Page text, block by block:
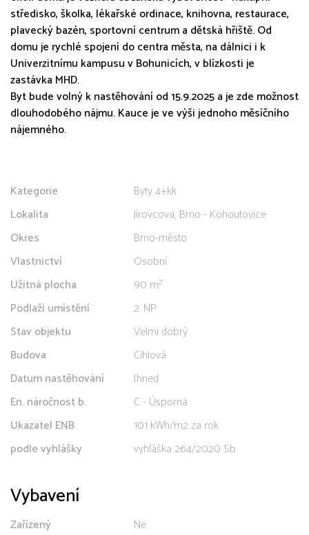
středisko, školka, lékařské ordinace, knihovna, restaurace,
plavecký bazén, sportovní centrum a dětská hřiště. Od
domu je rychlé spojení do centra města, na dálnici i k
Univerzitnímu kampusu v Bohunicích, v blízkosti je
zastávka MHD.
Byt bude volný k nastěhování od 15.9.2025 a je zde možnost
dlouhodobého nájmu. Kauce je ve výši jednoho měsíčního
nájemného.
Kategorie
Byty 4+kk
Lokalita
Jírovcova, Brno - Kohoutovice
Okres
Brno-město
Vlastnictví
Osobní
Užitná plocha
90 m²
Podlaží umístění
2. NP
Stav objektu
Velmi dobrý
Budova
Cihlová
Datum nastěhování
Ihned
En. náročnost b.
C - Úsporná
Ukazatel ENB
101 kWh/m2 za rok
podle vyhlášky
vyhláška 264/2020 Sb
Vybavení
Zařízený Ne